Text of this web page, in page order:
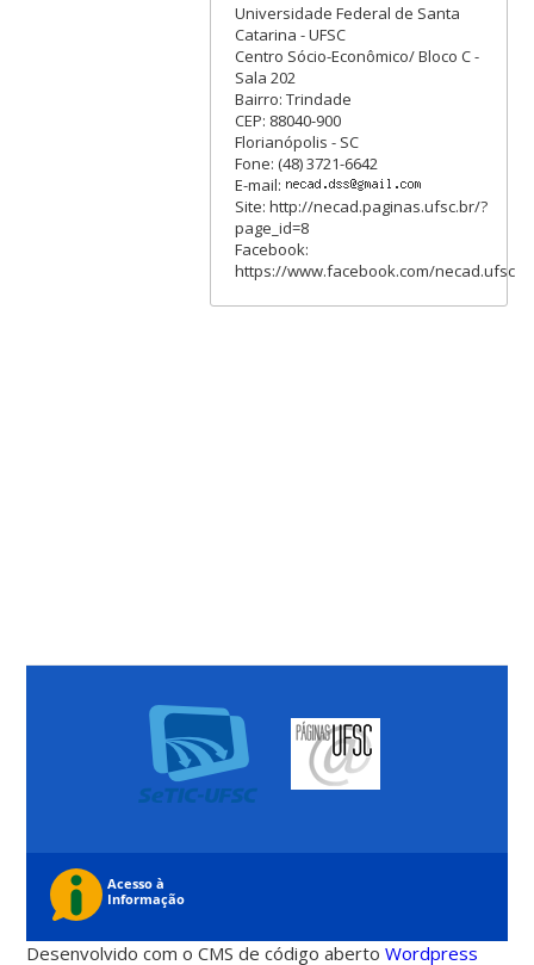
Universidade Federal de Santa
Catarina - UFSC
Centro Sócio-Econômico/ Bloco C -
Sala 202
Bairro: Trindade
CEP: 88040-900
Florianópolis - SC
Fone: (48) 3721-6642
E-mail:
Site: http://necad.paginas.ufsc.br/?
page_id=8
Facebook:
https://www.facebook.com/necad.ufsc
Desenvolvido com o CMS de código abertoWordpress